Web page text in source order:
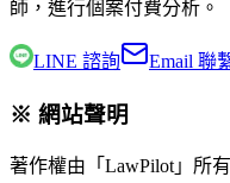
師 ，進行個案付費分析。
LINE 諮詢 Email 聯
※ 網站聲明
著作權由「LawPilot」所